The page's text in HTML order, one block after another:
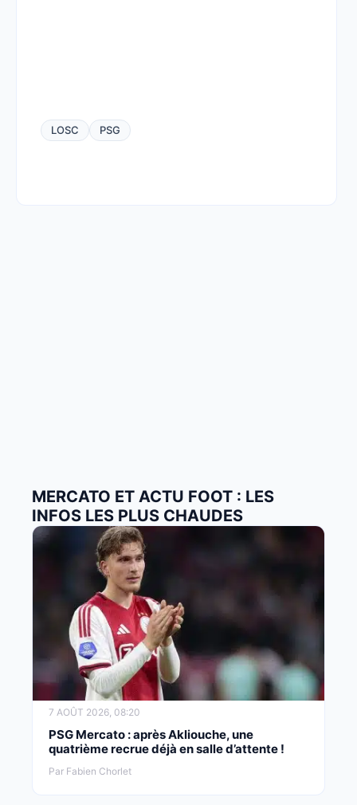
LOSC PSG
MERCATO ET ACTU FOOT : LES
INFOS LES PLUS CHAUDES
7 AOÛT 2026, 08:20
PSG Mercato : après Akliouche, une
quatrième recrue déjà en salle d’attente !
Par Fabien Chorlet